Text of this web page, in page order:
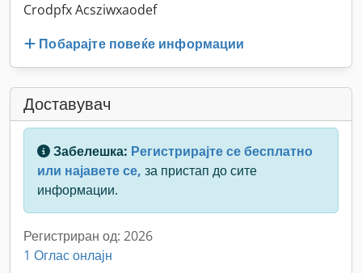
Crodpfx Acsziwxaodef
Побарајте повеќе информации
Доставувач
Забелешка: Регистрирајте се бесплатно
или најавете се, за пристап до сите
информации.
Регистриран од: 2026
1 Оглас онлајн